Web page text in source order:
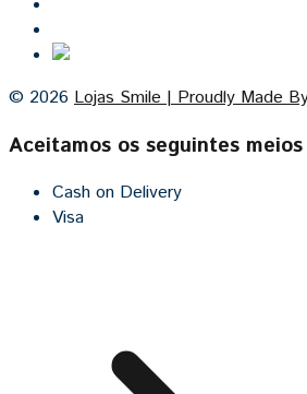
© 2026 Lojas Smile | Proudly Made
Aceitamos os seguintes
Cash on Delivery
Visa